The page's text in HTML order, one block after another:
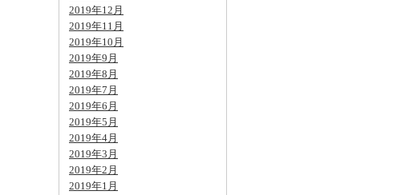
2019年12月
2019年11月
2019年10月
2019年9月
2019年8月
2019年7月
2019年6月
2019年5月
2019年4月
2019年3月
2019年2月
2019年1月